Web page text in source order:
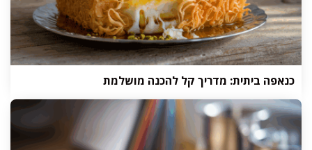
כנאפה ביתית: מדריך קל להכנה מושלמת